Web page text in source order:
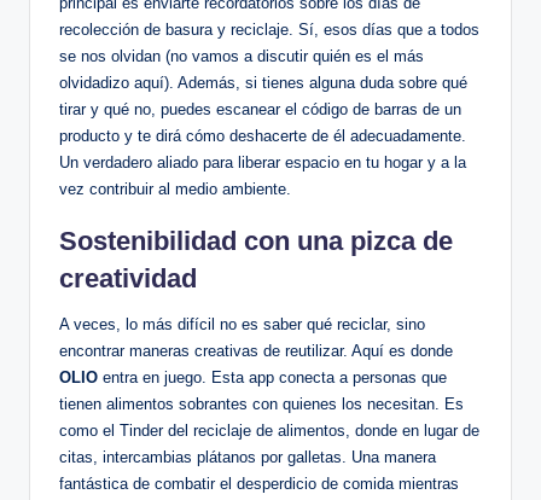
recolección de basura y reciclaje. Sí, esos días que a todos
se nos olvidan (no vamos a discutir quién es el más
olvidadizo aquí). Además, si tienes alguna duda sobre qué
tirar y qué no, puedes escanear el código de barras de un
producto y te dirá cómo deshacerte de él adecuadamente.
Un verdadero aliado para liberar espacio en tu hogar y a la
vez contribuir al medio ambiente.
Sostenibilidad con una pizca de
creatividad
A veces, lo más difícil no es saber qué reciclar, sino
encontrar maneras creativas de reutilizar. Aquí es donde
OLIO entra en juego. Esta app conecta a personas que
tienen alimentos sobrantes con quienes los necesitan. Es
como el Tinder del reciclaje de alimentos, donde en lugar de
citas, intercambias plátanos por galletas. Una manera
fantástica de combatir el desperdicio de comida mientras